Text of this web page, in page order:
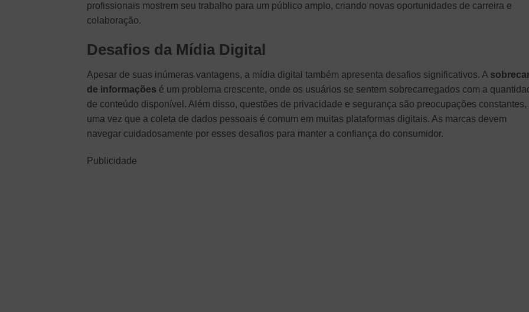
profissionais mostrem seu trabalho para um público amplo, criando novas oportunidades de carreira e
colaboração.
Desafios da Mídia Digital
Apesar de suas inúmeras vantagens, a mídia digital também apresenta desafios significativos. A
de informações é um problema crescente, onde os usuários se sentem sobrecarregados com a
de conteúdo disponível. Além disso, questões de privacidade e segurança são preocupações constantes,
uma vez que a coleta de dados pessoais é comum em muitas plataformas digitais. As marcas devem
navegar cuidadosamente por esses desafios para manter a confiança do consumidor.
Publicidade